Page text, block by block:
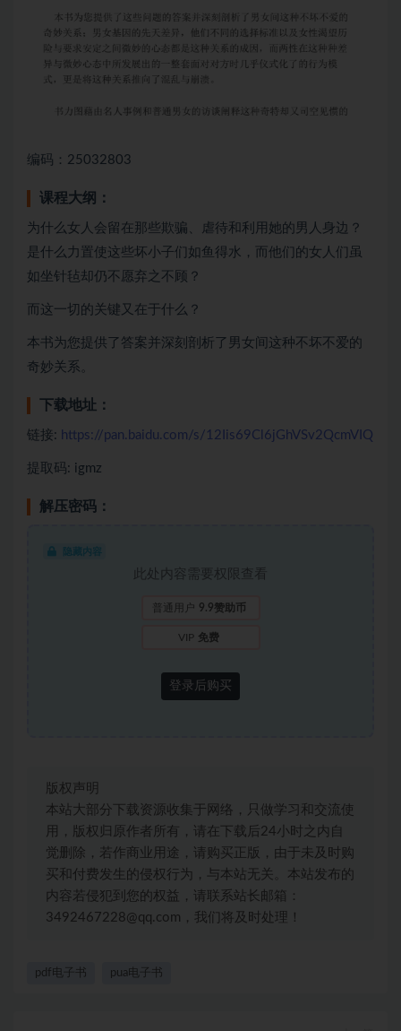
编码：25032803
课程大纲：
为什么女人会留在那些欺骗、虐待和利用她的男人身边？
是什么力置使这些坏小子们如鱼得水，而他们的女人们虽
如坐针毡却仍不愿弃之不顾？
而这一切的关键又在于什么？
本书为您提供了答案并深刻剖析了男女间这种不坏不爱的
奇妙关系。
下载地址：
链接: https://pan.baidu.com/s/12Iis69Cl6jGhVSv2QcmVIQ
提取码: igmz
解压密码：
隐藏内容
此处内容需要权限查看
普通用户 9.9赞助币
VIP 免费
登录后购买
版权声明
本站大部分下载资源收集于网络，只做学习和交流使
用，版权归原作者所有，请在下载后24小时之内自
觉删除，若作商业用途，请购买正版，由于未及时购
买和付费发生的侵权行为，与本站无关。本站发布的
内容若侵犯到您的权益，请联系站长邮箱：
3492467228@qq.com，我们将及时处理！
pdf电子书 pua电子书